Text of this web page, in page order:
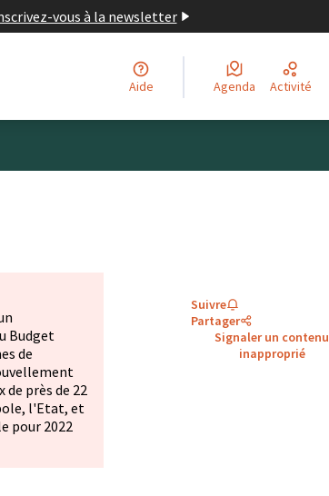
vous à la newsletter
Aide Agenda Activité
Budget
de
de près de 22
l'Etat, et
pour 2022
Suivre
Partager
Signaler un contenu
inapproprié